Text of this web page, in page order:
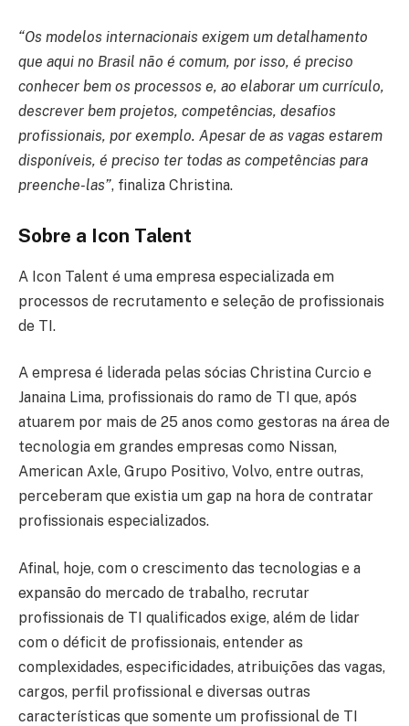
“Os modelos internacionais exigem um detalhamento
que aqui no Brasil não é comum, por isso, é preciso
conhecer bem os processos e, ao elaborar um currículo,
descrever bem projetos, competências, desafios
profissionais, por exemplo. Apesar de as vagas estarem
disponíveis, é preciso ter todas as competências para
preenche-las”, finaliza Christina.
Sobre a Icon Talent
A Icon Talent é uma empresa especializada em
processos de recrutamento e seleção de profissionais
de TI.
A empresa é liderada pelas sócias Christina Curcio e
Janaina Lima, profissionais do ramo de TI que, após
atuarem por mais de 25 anos como gestoras na área de
tecnologia em grandes empresas como Nissan,
American Axle, Grupo Positivo, Volvo, entre outras,
perceberam que existia um gap na hora de contratar
profissionais especializados.
Afinal, hoje, com o crescimento das tecnologias e a
expansão do mercado de trabalho, recrutar
profissionais de TI qualificados exige, além de lidar
com o déficit de profissionais, entender as
complexidades, especificidades, atribuições das vagas,
cargos, perfil profissional e diversas outras
características que somente um profissional de TI